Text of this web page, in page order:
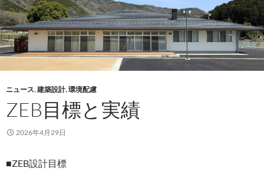
ニュース,建築設計,環境配慮
ZEB目標と実績
2026年4月29日
■ZEB設計目標